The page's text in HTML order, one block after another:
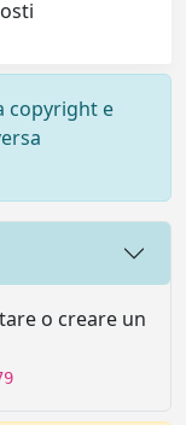
copyright e
o creare un